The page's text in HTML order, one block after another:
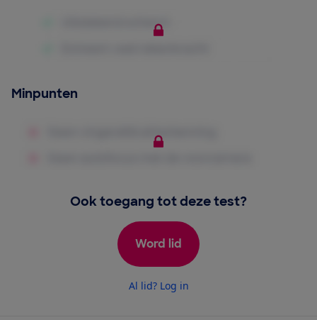
Minpunten
Ook toegang tot deze test?
Word lid
Al lid? Log in